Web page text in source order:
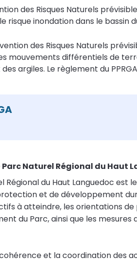
des Risques Naturels
risque inondation dans le bassin
des Risques Naturels
mouvements différentiels de
argiles. Le règlement du
Parc Naturel Régional du Haut
Régional du Haut Languedoc est
et de développement
à atteindre, les orientations
du Parc, ainsi que les
et la coordination des